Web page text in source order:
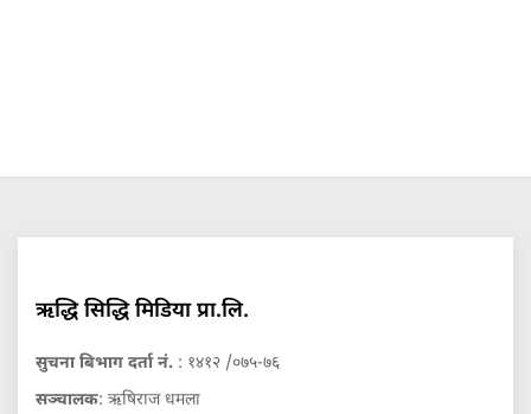
ऋद्धि सिद्धि मिडिया प्रा.लि.
सुचना बिभाग दर्ता नं. : १४१२ /०७५-७६
सञ्चालक: ऋषिराज धमला